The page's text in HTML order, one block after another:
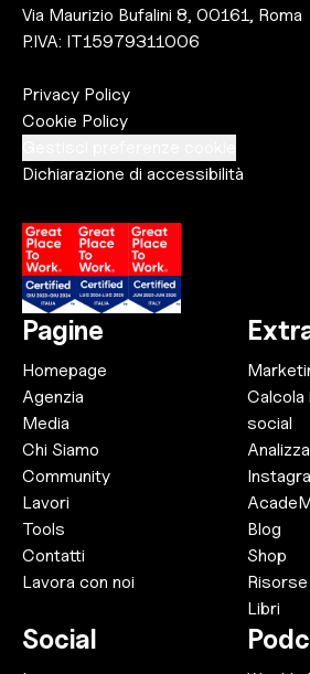
Via Maurizio Bufalini 8, 00161, Roma
P.IVA: IT15979311006
Privacy Policy
Cookie Policy
Dichiarazione di accessibilità
Pagine
Homepage
Agenzia
Media
Chi Siamo
Community
Lavori
Tools
Contatti
Lavora con noi
Calcola
social
Blog
Shop
Libri
Social